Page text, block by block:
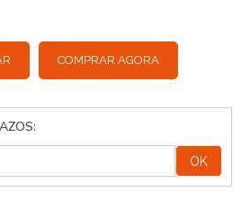
COMPRAR AGORA
OK